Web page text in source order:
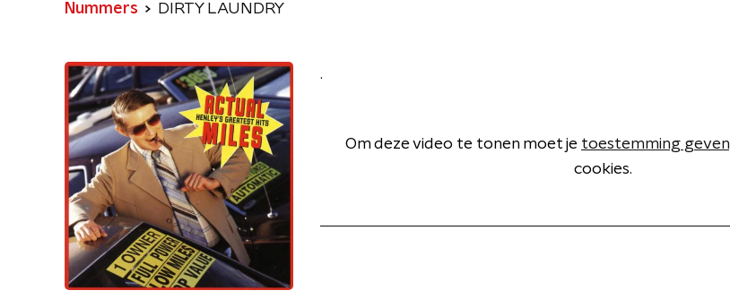
Nummers DIRTY LAUNDRY
.
Om deze video te tonen moet je toestemming geven
cookies.